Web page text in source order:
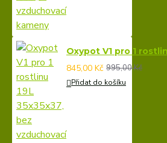
Oxypot V1 pro 1
845,00 Kč 995,00 Kč
Přidat do košíku